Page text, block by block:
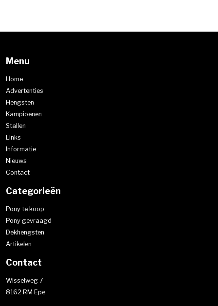
Menu
Home
Advertenties
Hengsten
Kampioenen
Stallen
Links
Informatie
Nieuws
Contact
Categorieën
Pony te koop
Pony gevraagd
Dekhengsten
Artikelen
Contact
Wisselweg 7
8162 RM Epe